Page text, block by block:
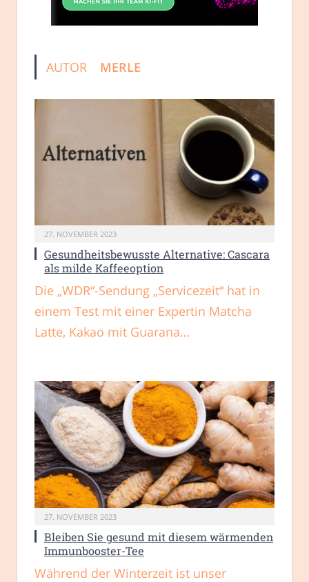
AUTOR MERLE
27. NOVEMBER 2023
Gesundheitsbewusste Alternative: Cascara
als milde Kaffeeoption
Die „WDR“-Sendung „Servicezeit“ hat in
einem Test mit einer Expertin Matcha
Latte, Kakao mit Guarana…
27. NOVEMBER 2023
Bleiben Sie gesund mit diesem wärmenden
Immunbooster-Tee
Während der Winterzeit ist unser